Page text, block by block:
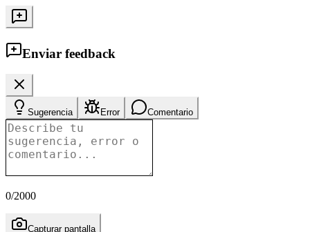
Enviar feedback
Sugerencia Error Comentario
0/2000
Capturar pantalla